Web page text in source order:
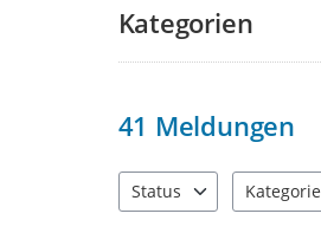
Kategorien
41 Meldungen
Status
Kategorie